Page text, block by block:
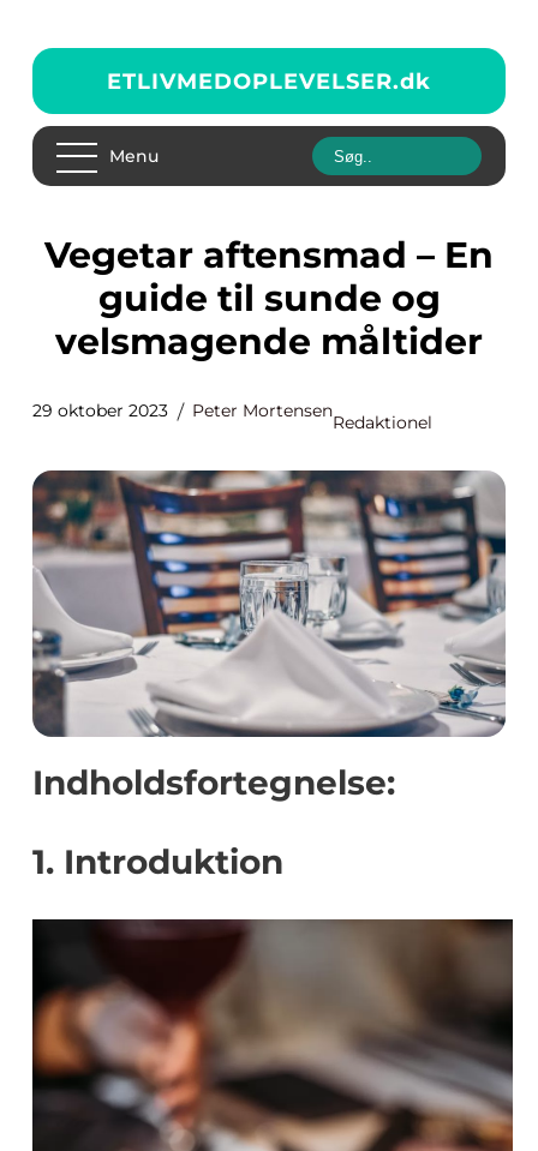
ETLIVMEDOPLEVELSER.dk
Menu
Vegetar aftensmad – En
guide til sunde og
velsmagende måltider
29 oktober 2023 Peter Mortensen
Redaktionel
Indholdsfortegnelse:
1. Introduktion